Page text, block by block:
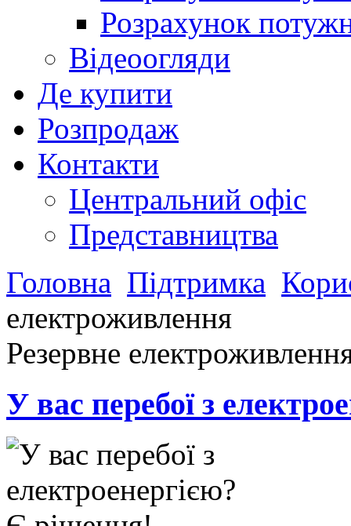
Розрахунок
Відеоогляди
Де купити
Розпродаж
Контакти
Центральний офіс
Представництва
Головна Підтримка
електроживлення
Резервне
У вас перебої з